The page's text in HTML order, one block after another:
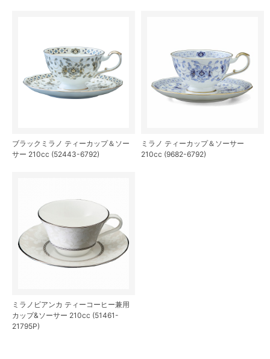
ブラックミラノ ティーカップ＆ソー
サー 210cc (52443-6792)
ミラノ ティーカップ＆ソーサー
210cc (9682-6792)
ミラノビアンカ ティーコーヒー兼用
カップ&ソーサー 210cc (51461-
21795P)